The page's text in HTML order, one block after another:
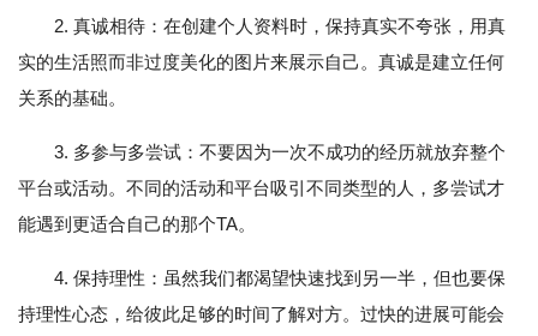
2. 真诚相待：在创建个人资料时，保持真实不夸张，用真
实的生活照而非过度美化的图片来展示自己。真诚是建立任何
关系的基础。
3. 多参与多尝试：不要因为一次不成功的经历就放弃整个
平台或活动。不同的活动和平台吸引不同类型的人，多尝试才
能遇到更适合自己的那个TA。
4. 保持理性：虽然我们都渴望快速找到另一半，但也要保
持理性心态，给彼此足够的时间了解对方。过快的进展可能会